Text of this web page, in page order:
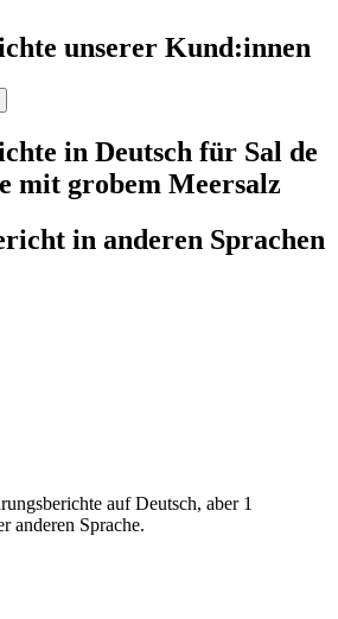
unserer Kund:innen
in Deutsch für Sal de
mit grobem Meersalz
in anderen Sprachen
auf Deutsch, aber 1
anderen Sprache.